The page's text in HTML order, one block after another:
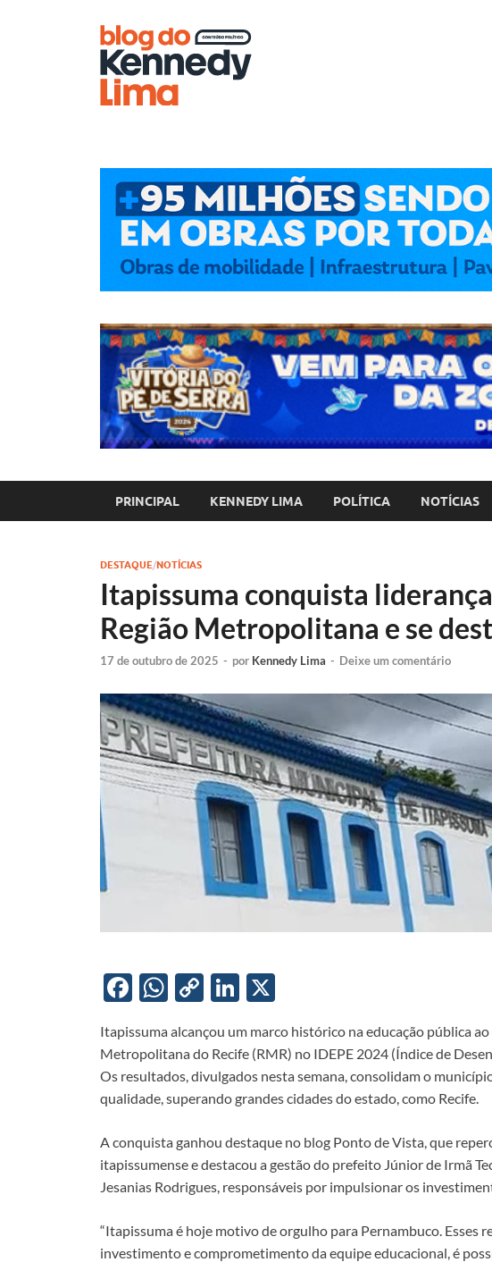
PRINCIPAL KENNEDY LIMA POLÍTICA NOTÍCIAS
DESTAQUE/NOTÍCIAS
Itapissuma conquista
Região Metropolitana e se
17 de outubro de 2025 - por Kennedy Lima - Deixe um comentário
F
e
b
o
k
W
at
s
A
p
C
p
y
Li
k
Li
k
e
dI
n
Itapissuma alcançou um marco histórico na educação pública
Metropolitana do Recife (RMR) no IDEPE 2024 (Índice de
Os resultados, divulgados nesta semana, consolidam o
qualidade, superando grandes cidades do estado, como Recife.
A conquista ganhou destaque no blog Ponto de Vista, que
itapissumense e destacou a gestão do prefeito Júnior de Irmã
Jesanias Rodrigues, responsáveis por impulsionar os
“Itapissuma é hoje motivo de orgulho para Pernambuco. Esses
investimento e comprometimento da equipe educacional, é